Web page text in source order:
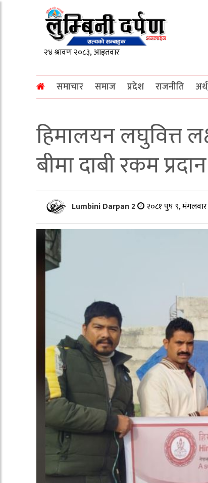
समाचार समाज प्रदेश राजनीति
हिमालयन लघुवित्त
बीमा दाबी रकम प्रदान
Lumbini Darpan 2 २०८१ पुष ९,